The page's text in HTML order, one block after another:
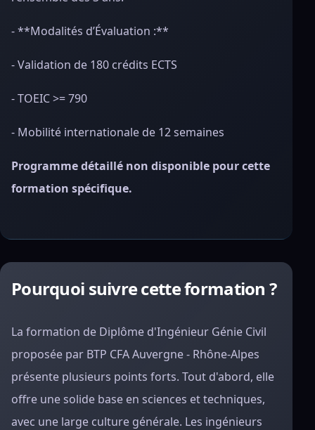
- **Modalités d’Évaluation :**
- Validation de 180 crédits ECTS
- TOEIC >= 790
- Mobilité internationale de 12 semaines
Programme détaillé non disponible pour cette
formation spécifique.
Pourquoi suivre cette formation ?
La formation de Diplôme d'Ingénieur Génie Civil
proposée par BTP CFA Auvergne - Rhône-Alpes
présente plusieurs points forts. Tout d'abord, elle
offre une solide base en sciences et techniques,
avec une large culture générale. Les ingénieurs